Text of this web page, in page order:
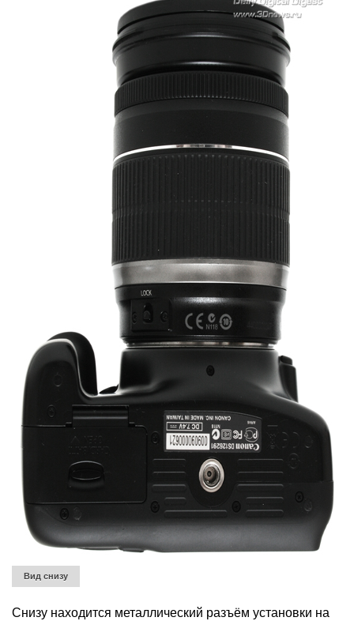
Вид снизу
Снизу находится металлический разъём установки на